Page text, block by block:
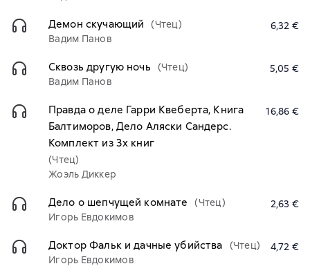
Демон скучающий
(Чтец)
Вадим Панов
6,32 €
Сквозь другую ночь
(Чтец)
Вадим Панов
5,05 €
Правда о деле Гарри Квеберта, Книга
Балтиморов, Дело Аляски Сандерс.
Комплект из 3х книг
(Чтец)
Жоэль Диккер
16,86 €
Дело о шепчущей комнате
(Чтец)
Игорь Евдокимов
2,63 €
Доктор Фальк и дачные убийства
(Чтец)
Игорь Евдокимов
4,72 €